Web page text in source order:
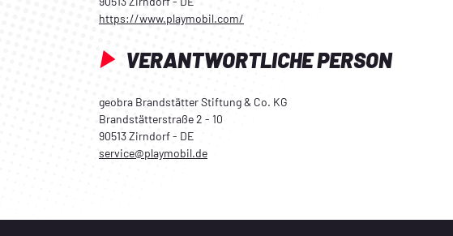
https://www.playmobil.com/
VERANTWORTLICHE PERSON
geobra Brandstätter Stiftung & Co. KG
Brandstätterstraße 2 - 10
90513 Zirndorf - DE
service@playmobil.de